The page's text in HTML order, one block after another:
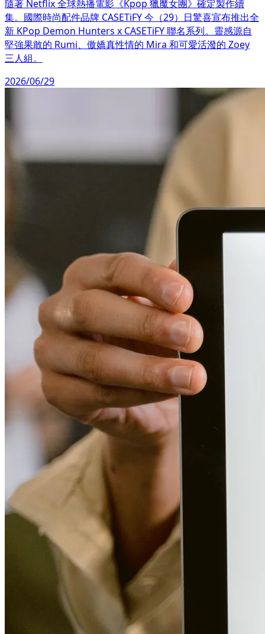
隨著 Netflix 全球熱播電影《Kpop 獵魔女團》確定製作續
集。國際時尚配件品牌 CASETiFY 今（29）日驚喜宣布推出全
新 KPop Demon Hunters x CASETiFY 聯名系列。靈感源自
堅強果敢的 Rumi、傲嬌真性情的 Mira 和可愛活潑的 Zoey
三人組。
2026/06/29